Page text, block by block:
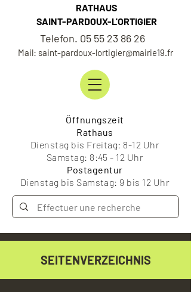
RATHAUS
SAINT-PARDOUX-L'ORTIGIER
Telefon. 05 55 23 86 26
Mail: saint-pardoux-lortigier@mairie19.fr
Öffnungszeit
Rathaus
Dienstag bis Freitag: 8-12 Uhr
Samstag: 8:45 - 12 Uhr
Postagentur
Dienstag bis Samstag: 9 bis 12 Uhr
SEITENVERZEICHNIS